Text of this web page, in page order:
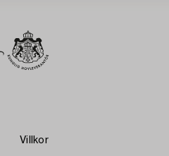
Villkor